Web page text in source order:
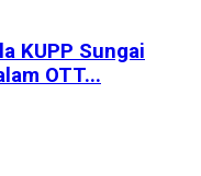
KUPP Sungai
OTT...